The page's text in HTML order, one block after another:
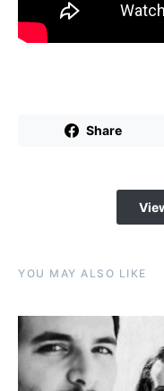
Share
YOU MAY ALSO LIKE